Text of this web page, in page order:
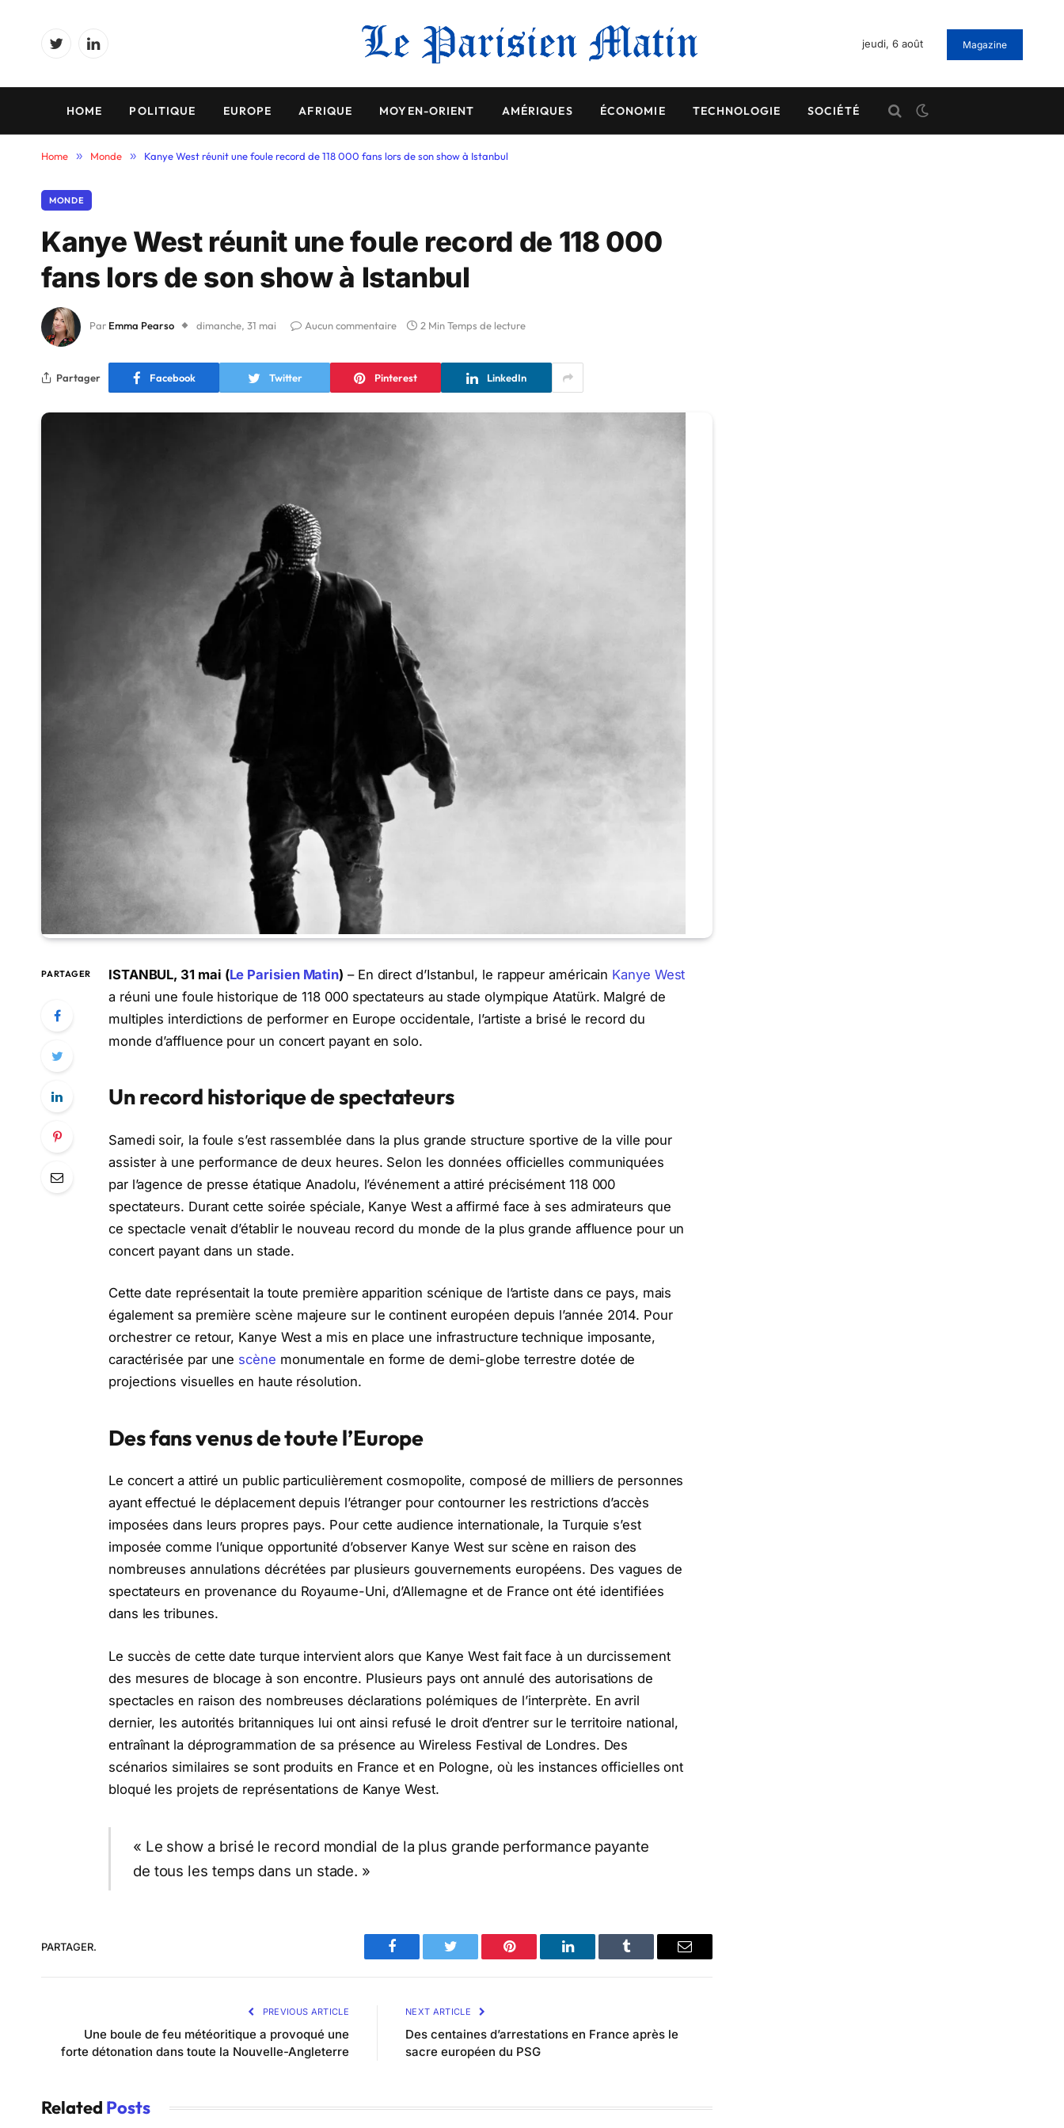
TwitterLinkedIn
jeudi, 6 août Magazine
HOME POLITIQUE EUROPE AFRIQUE MOYEN-ORIENT AMÉRIQUES ÉCONOMIE TECHNOLOGIE SOCIÉTÉ
Home » Monde » Kanye West réunit une foule record de 118 000 fans lors de son show à Istanbul
MONDE
Kanye West réunit une foule record de 118 000
fans lors de son show à Istanbul
Par Emma Pearso dimanche, 31 mai Aucun commentaire 2 Min Temps de lecture
Partager Facebook Twitter Pinterest LinkedIn
PARTAGER ISTANBUL, 31 mai (Le Parisien Matin) – En direct d’Istanbul, le rappeur américain Kanye West
a réuni une foule historique de 118 000 spectateurs au stade olympique Atatürk. Malgré de
multiples interdictions de performer en Europe occidentale, l’artiste a brisé le record du
monde d’affluence pour un concert payant en solo.
Un record historique de spectateurs
Samedi soir, la foule s’est rassemblée dans la plus grande structure sportive de la ville pour
assister à une performance de deux heures. Selon les données officielles communiquées
par l’agence de presse étatique Anadolu, l’événement a attiré précisément 118 000
spectateurs. Durant cette soirée spéciale, Kanye West a affirmé face à ses admirateurs que
ce spectacle venait d’établir le nouveau record du monde de la plus grande affluence pour un
concert payant dans un stade.
Cette date représentait la toute première apparition scénique de l’artiste dans ce pays, mais
également sa première scène majeure sur le continent européen depuis l’année 2014. Pour
orchestrer ce retour, Kanye West a mis en place une infrastructure technique imposante,
caractérisée par une scène monumentale en forme de demi-globe terrestre dotée de
projections visuelles en haute résolution.
Des fans venus de toute l’Europe
Le concert a attiré un public particulièrement cosmopolite, composé de milliers de personnes
ayant effectué le déplacement depuis l’étranger pour contourner les restrictions d’accès
imposées dans leurs propres pays. Pour cette audience internationale, la Turquie s’est
imposée comme l’unique opportunité d’observer Kanye West sur scène en raison des
nombreuses annulations décrétées par plusieurs gouvernements européens. Des vagues de
spectateurs en provenance du Royaume-Uni, d’Allemagne et de France ont été identifiées
dans les tribunes.
Le succès de cette date turque intervient alors que Kanye West fait face à un durcissement
des mesures de blocage à son encontre. Plusieurs pays ont annulé des autorisations de
spectacles en raison des nombreuses déclarations polémiques de l’interprète. En avril
dernier, les autorités britanniques lui ont ainsi refusé le droit d’entrer sur le territoire national,
entraînant la déprogrammation de sa présence au Wireless Festival de Londres. Des
scénarios similaires se sont produits en France et en Pologne, où les instances officielles ont
bloqué les projets de représentations de Kanye West.
« Le show a brisé le record mondial de la plus grande performance payante
de tous les temps dans un stade. »
PARTAGER.
Facebook Twitter Pinterest LinkedIn Tumblr Email
PREVIOUS ARTICLE
Une boule de feu météoritique a provoqué une
forte détonation dans toute la Nouvelle-Angleterre
NEXT ARTICLE
Des centaines d’arrestations en France après le
sacre européen du PSG
Related Posts